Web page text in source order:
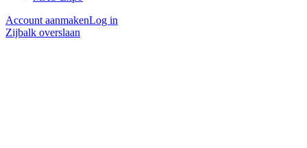
Account aanmakenLog in
Zijbalk overslaan